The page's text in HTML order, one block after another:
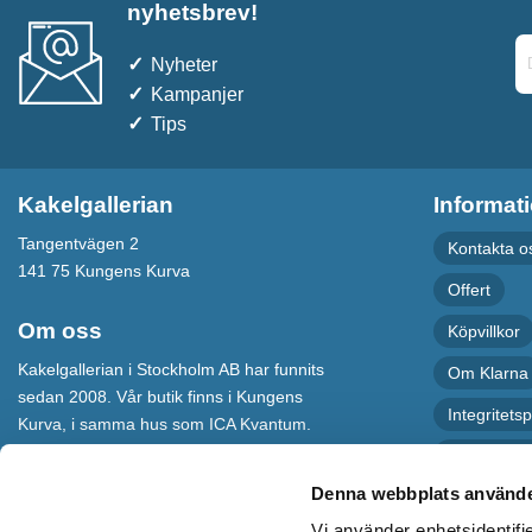
Denna webbplats
nyhetsbrev!
Nyheter
Kampanjer
Tips
Kakelgallerian
Tangentvägen 2
141 75 Kungens Kurva
Om oss
Kakelgallerian i Stockholm AB har funnits
sedan 2008. Vår butik finns i Kungens
Kurva, i samma hus som ICA Kvantum.
Kontakta
Offert
Köpvillkor
Om Klarna